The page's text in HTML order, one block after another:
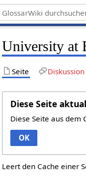
University at
Seite Diskussion
Diese Seite
Diese Seite aus dem
OK
Leert den Cache einer